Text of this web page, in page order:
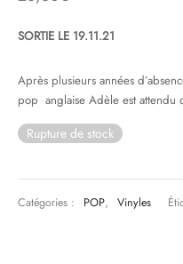
SORTIE LE 19.11.21
Après plusieurs années
pop anglaise Adèle est attendu
Rupture de stock
Catégories : POP, Vinyles
HIP-HOP